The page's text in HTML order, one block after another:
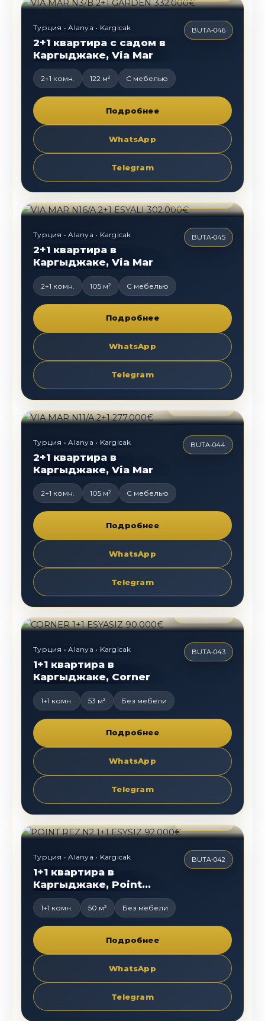
Турция • Alanya • Kargicak
2+1 квартира с садом в
Каргыджаке, Via Mar
BUTA-046
2+1 комн. 122 м² С мебелью
Подробнее
WhatsApp
Telegram
302 000
Турция • Alanya • Kargicak
2+1 квартира в
Каргыджаке, Via Mar
BUTA-045
2+1 комн. 105 м² С мебелью
Подробнее
WhatsApp
Telegram
277 000
Турция • Alanya • Kargicak
2+1 квартира в
Каргыджаке, Via Mar
BUTA-044
2+1 комн. 105 м² С мебелью
Подробнее
WhatsApp
Telegram
90 000
Турция • Alanya • Kargicak
1+1 квартира в
Каргыджаке, Corner
BUTA-043
1+1 комн. 53 м² Без мебели
Подробнее
WhatsApp
Telegram
92 000
Турция • Alanya • Kargicak
1+1 квартира в
Каргыджаке, Point
Residence
BUTA-042
1+1 комн. 50 м² Без мебели
Подробнее
WhatsApp
Telegram